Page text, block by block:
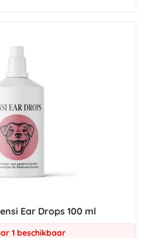
Ear Drops 100 ml
1 beschikbaar